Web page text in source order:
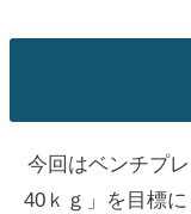
今回はベンチプ
40ｋｇ」を目標